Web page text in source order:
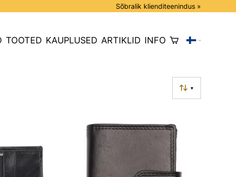
Sõbralik klienditeenindus »
TOOTED KAUPLUSED ARTIKLID INFO
▼